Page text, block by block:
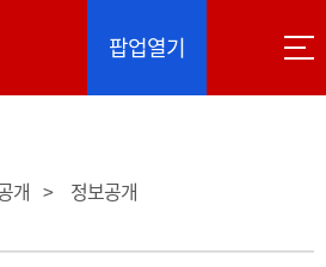
자동 번역을 제공합니다. 번역
팝업열기
개
정보공개